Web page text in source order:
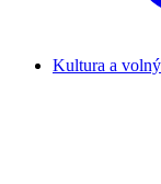
Kultura a